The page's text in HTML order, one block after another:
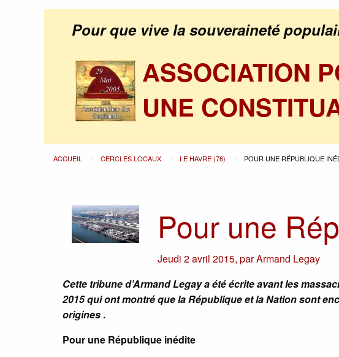
Pour que vive la souveraineté
ASSOCIATION
UNE
ACCUEIL CERCLES LOCAUX LE HAVRE (76) POUR UNE RÉPUBLIQUE
Pour une
Jeudi 2 avril 2015,parArmand Legay
Cette tribune d’Armand Legay a été écrite avant les
2015 qui ont montré que la République et la Nation sont
origines .
Pour une République inédite